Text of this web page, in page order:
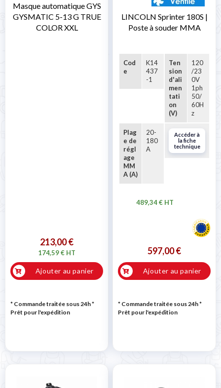
Masque automatique GYS
GYSMATIC 5-13 G TRUE
COLOR XXL
213,00 €
174,59 € HT
Ajouter au panier
* Commande traitée sous 24h*
Prêt pour l'expédition
LINCOLN Sprinter 180S |
Poste à souder MMA
Cod
e
K14
437
-1
Ten
sion
d'ali
men
tati
on
(V)
120
/23
0V
1ph
50/
60H
z
Plag
e de
régl
age
MM
A (A)
20-
180
A
Accéder à
la fiche
technique
597,00 €
489,34 € HT
Ajouter au panier
* Commande traitée sous 24h*
Prêt pour l'expédition